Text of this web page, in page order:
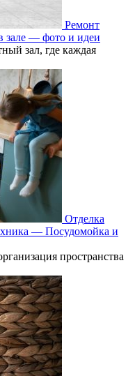
Ремонт
зале — фото и идеи
зал, где каждая
Отделка
— Посудомойка и
пространства